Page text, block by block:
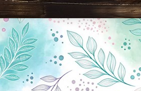
Чернігівський формат, новини Чернігова, події в Чернігові: політика, економіка, аналітика, культура, відеоновини, екологія, спортивний Чернігів, туризм, Чернігів